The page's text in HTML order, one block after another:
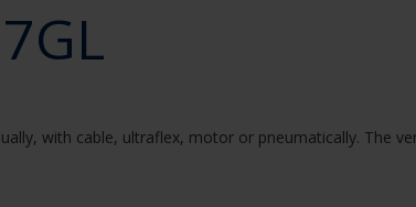
with cable, ultraflex, motor or pneumatically. The